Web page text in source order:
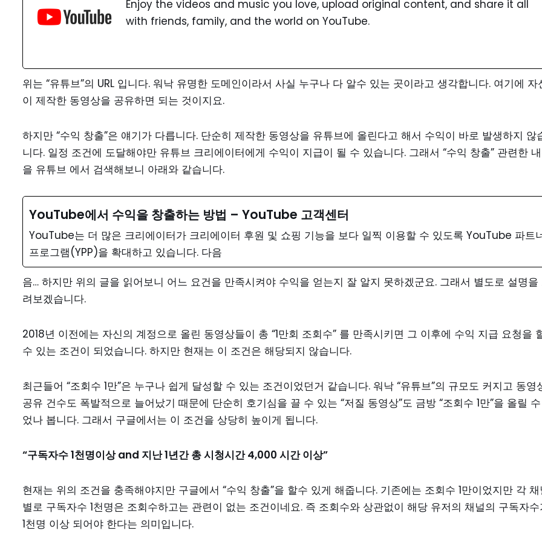
Enjoy the videos and music you love, upload original content, and share it all
with friends, family, and the world on YouTube.
위는 “유튜브”의 URL 입니다. 워낙 유명한 도메인이라서 사실 누구나 다 알수 있는 곳이라고 생각합니다. 여기에 자
이 제작한 동영상을 공유하면 되는 것이지요.
하지만 “수익 창출”은 얘기가 다릅니다. 단순히 제작한 동영상을 유튜브에 올린다고 해서 수익이 바로 발생하지 않
니다. 일정 조건에 도달해야만 유튜브 크리에이터에게 수익이 지급이 될 수 있습니다. 그래서 “수익 창출” 관련한
을 유튜브 에서 검색해보니 아래와 같습니다.
YouTube에서 수익을 창출하는 방법 – YouTube 고객센터
YouTube는 더 많은 크리에이터가 크리에이터 후원 및 쇼핑 기능을 보다 일찍 이용할 수 있도록 YouTube 파트
프로그램(YPP)을 확대하고 있습니다. 다음
음… 하지만 위의 글을 읽어보니 어느 요건을 만족시켜야 수익을 얻는지 잘 알지 못하겠군요. 그래서 별도로 설명을
려보겠습니다.
2018년 이전에는 자신의 계정으로 올린 동영상들이 총 “1만회 조회수” 를 만족시키면 그 이후에 수익 지급 요청을
수 있는 조건이 되었습니다. 하지만 현재는 이 조건은 해당되지 않습니다.
최근들어 “조회수 1만”은 누구나 쉽게 달성할 수 있는 조건이었던거 같습니다. 워낙 “유튜브”의 규모도 커지고 동영
공유 건수도 폭발적으로 늘어났기 때문에 단순히 호기심을 끌 수 있는 “저질 동영상”도 금방 “조회수 1만”을 올릴
었나 봅니다. 그래서 구글에서는 이 조건을 상당히 높이게 됩니다.
“구독자수 1천명이상 and 지난 1년간 총 시청시간 4,000 시간 이상”
현재는 위의 조건을 충족해야지만 구글에서 “수익 창출”을 할수 있게 해줍니다. 기존에는 조회수 1만이었지만 각 채
별로 구독자수 1천명은 조회수하고는 관련이 없는 조건이네요. 즉 조회수와 상관없이 해당 유저의 채널의 구독자
1천명 이상 되어야 한다는 의미입니다.